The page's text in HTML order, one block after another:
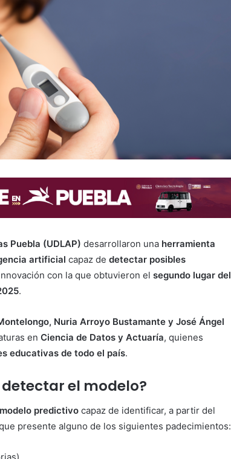
Puebla (UDLAP) desarrollaron una herramienta
artificial capaz de detectar posibles
con la que obtuvieron el segundo lugar del
.
Nuria Arroyo Bustamante y José Ángel
en Ciencia de Datos y Actuaría, quienes
educativas de todo el país.
el modelo?
modelo predictivo capaz de identificar, a partir del
presente alguno de los siguientes padecimientos: